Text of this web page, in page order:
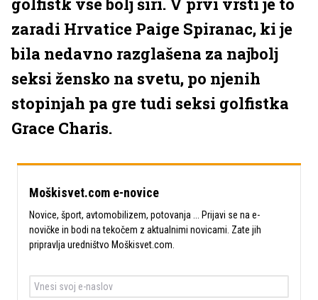
zaradi Hrvatice Paige Spiranac, ki je
bila nedavno razglašena za najbolj
seksi žensko na svetu, po njenih
stopinjah pa gre tudi seksi golfistka
Grace Charis.
Moškisvet.com e-novice
Novice, šport, avtomobilizem, potovanja ... Prijavi se na e-
novičke in bodi na tekočem z aktualnimi novicami. Zate jih
pripravlja uredništvo Moškisvet.com.